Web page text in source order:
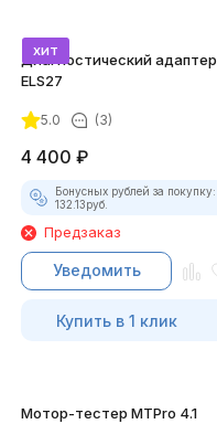
хит
Диагностический адаптер
ELS27
5.0 (3)
4 400 ₽
Бонусных рублей за покупку:
132.13руб.
Предзаказ
Уведомить
Купить в 1 клик
Мотор-тестер MTPro 4.1